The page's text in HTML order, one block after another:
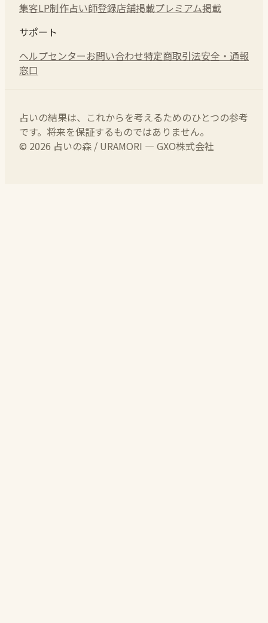
集客LP制作占い師登録店舗掲載プレミアム掲載
サポート
ヘルプセンターお問い合わせ特定商取引法安全・通報
窓口
占いの結果は、これからを考えるためのひとつの参考
です。将来を保証するものではありません。
© 2026 占いの森 / URAMORI — GXO株式会社